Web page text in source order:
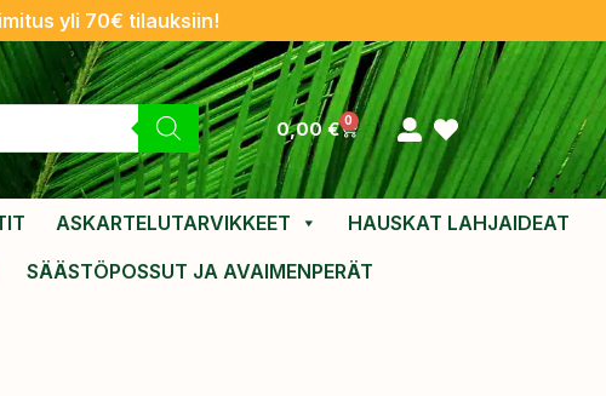
yli 70€ tilauksiin!
0,00€ 0
ASKARTELUTARVIKKEET
HAUSKAT LAHJAIDEAT
SÄÄSTÖPOSSUT JA AVAIMENPERÄT